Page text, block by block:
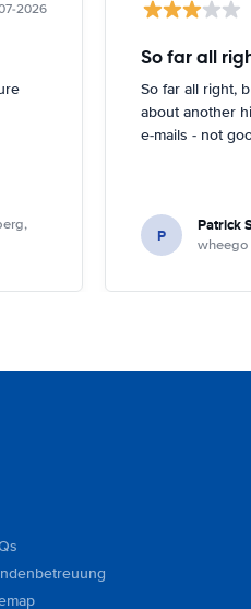
2026
So far all
So far all right,
about another
e-mails - not
P Patrick
wheego